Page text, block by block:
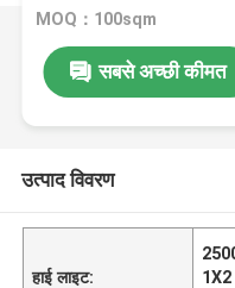
MOQ：100sqm
सबसे अच्छी कीमत
उत्पाद विवरण
हाई लाइट:
1X2